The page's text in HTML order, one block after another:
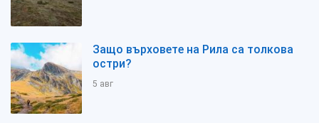
Защо върховете на Рила са толкова
остри?
5 авг